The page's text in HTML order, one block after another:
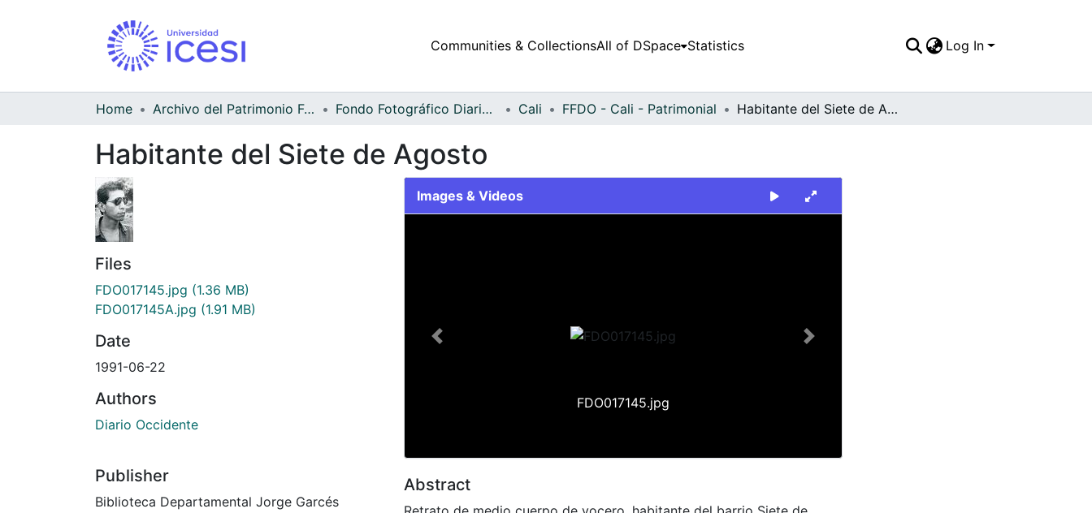
Communities & CollectionsAll of DSpace Statistics Log In
Home Archivo del Patrimonio Fotográfico y Fílmico del Valle del Cauca Fondo Fotográfico Diario Occidente Cali FFDO - Cali - Patrimonial Habitante del Siete de Agosto
Habitante del Siete de Agosto
Files
FDO017145.jpg (1.36 MB)
FDO017145A.jpg (1.91 MB)
Date
1991-06-22
Authors
Diario Occidente
Publisher
Biblioteca Departamental Jorge Garcés
Images & Videos
FDO017145.jpg
Previous Next
Abstract